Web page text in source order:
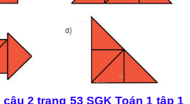
2 trang 53 SGK Toán 1 tập 1